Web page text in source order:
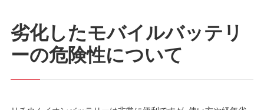
劣化したモバイルバッテリ
ーの危険性について